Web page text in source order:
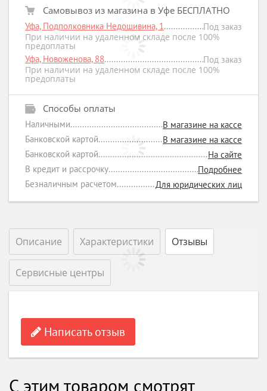
Самовывоз из магазина в Уфе БЕСПЛАТНО
Уфа, Подполковника Недошивина, 1
Под заказ
При наличии на удаленном складе после 100%
предоплаты
Уфа, Новоженова, 88
Под заказ
При наличии на удаленном складе после 100%
предоплаты
Способы оплаты
Наличными
В магазине на кассе
Банковской картой
В магазине на кассе
Банковской картой
На сайте
В кредит и рассрочку
Подробнее
Безналичным расчетом
Для юридических лиц
Описание Характеристики Отзывы
Сервисные центры
Написать отзыв
С этим товаром смотрят